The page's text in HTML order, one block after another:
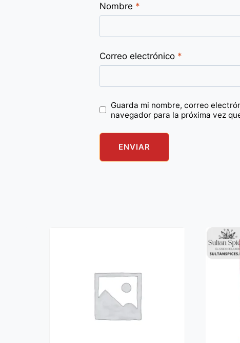
Nombre *
Correo electrónico *
Guarda mi nombre, correo
navegador para la próxima vez